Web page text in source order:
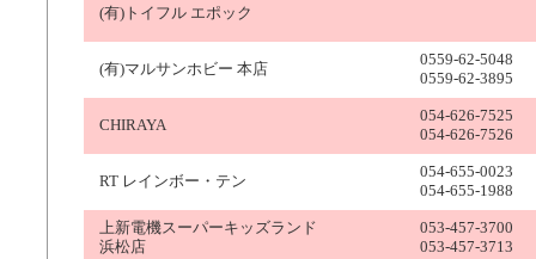
(有)トイフル エポック
(有)マルサンホビー 本店
0559-62-5048
0559-62-3895
CHIRAYA
054-626-7525
054-626-7526
RT レインボー・テン
054-655-0023
054-655-1988
上新電機スーパーキッズランド
浜松店
053-457-3700
053-457-3713